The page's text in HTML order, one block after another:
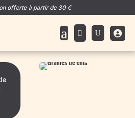
offerte à partir de 30 €
